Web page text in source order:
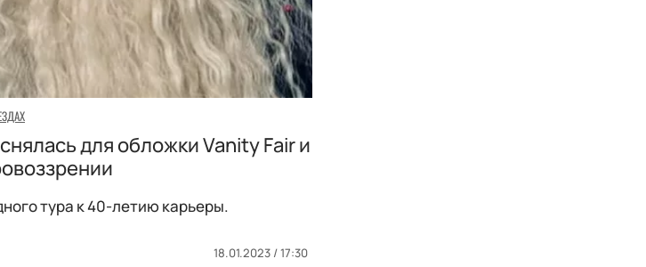
для обложки Vanity Fair и
тура к 40-летию карьеры.
18.01.2023 / 17:30